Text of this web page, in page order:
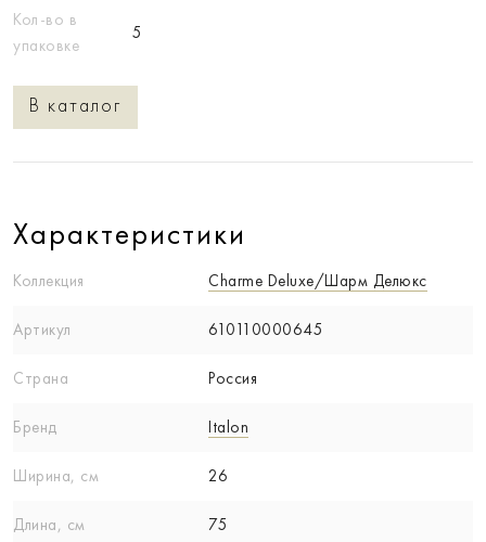
Кол-во в
упаковке
5
В каталог
Характеристики
Коллекция Charme Deluxe/Шарм Делюкс
Артикул 610110000645
Страна Россия
Бренд Italon
Ширина, см 26
Длина, см 75